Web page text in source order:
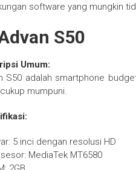
software yang mungkin
S50
Umum:
S50 adalah smartphone
mumpuni.
5 inci dengan resolusi HD
MediaTek MT6580